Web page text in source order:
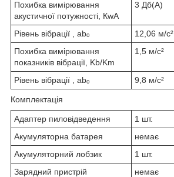
Похибка вимірювання
акустичної потужності, КwA
3 Дб(A)
Рівень вібрації , abₒ
12,06 м/с²
Похибка вимірювання
показників вібрації, Kb/Km
1,5 м/с²
Рівень вібрації , abₒ 9,8 м/с²
Комплектація
Адаптер пиловідведення
1 шт.
Акумуляторна батарея
немає
Акумуляторний лобзик
1 шт.
Зарядний пристрій
немає